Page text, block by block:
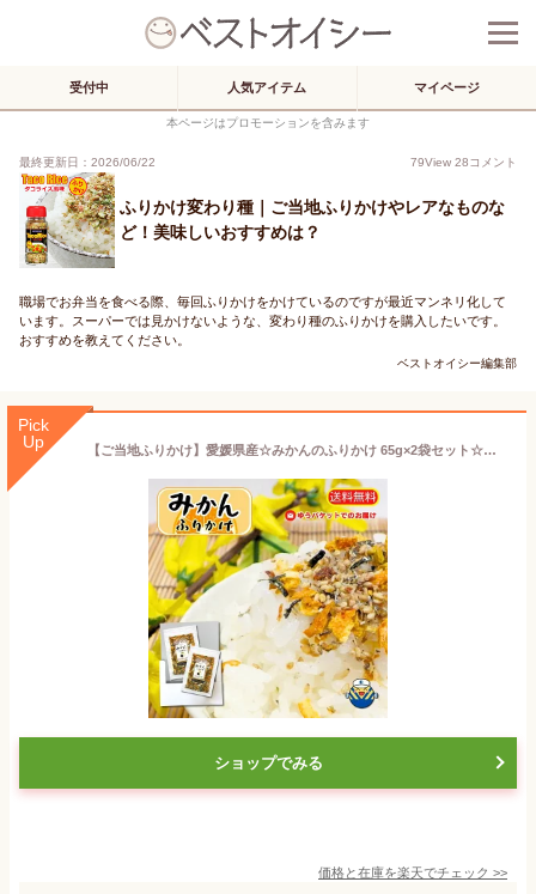
受付中 人気アイテム マイページ
本ページはプロモーションを含みます
最終更新日：2026/06/22 79View 28コメント
ふりかけ変わり種｜ご当地ふりかけやレアなものな
ど！美味しいおすすめは？
職場でお弁当を食べる際、毎回ふりかけをかけているのですが最近マンネリ化して
います。スーパーでは見かけないような、変わり種のふりかけを購入したいです。
おすすめを教えてください。
ベストオイシー編集部
Pick
Up
【ご当地ふりかけ】愛媛県産☆みかんのふりかけ 65g×2袋セット☆ほかほかごはんにふりかけて☆彡温州(うんしゅう)みかんとお魚の風味が不思議と良く合うベストマッチ☆彡甘くない、愛媛のお土産新定番☆ご飯のお供に！☆取り寄せ☆特産品★ゆうパケットで発送→楽々受取★
ショップでみる
価格と在庫を楽天でチェック >>